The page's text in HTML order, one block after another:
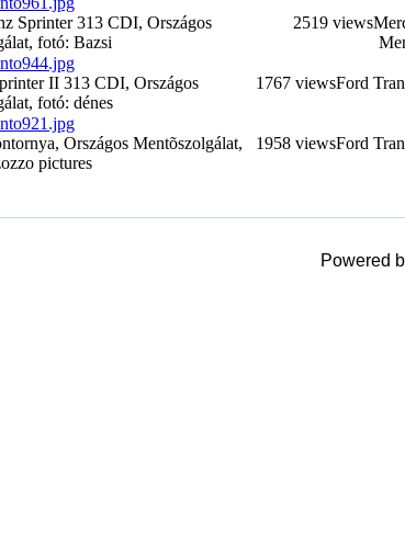
Sprinter 313 CDI, Országos
fotó: Bazsi
2519 views
II 313 CDI, Országos
fotó: dénes
1767 viewsFord
Országos Mentõszolgálat,
pictures
1958 viewsFord
Powered